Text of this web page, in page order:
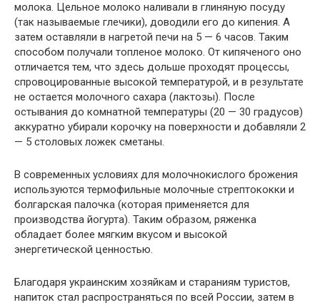
молока. Цельное молоко наливали в глиняную посуду
(так называемые глечики), доводили его до кипения. А
затем оставляли в нагретой печи на 5 — 6 часов. Таким
способом получали топленое молоко. От кипяченого оно
отличается тем, что здесь дольше проходят процессы,
спровоцированные высокой температурой, и в результате
не остается молочного сахара (лактозы). После
остывания до комнатной температуры (20 — 30 градусов)
аккуратно убирали корочку на поверхности и добавляли 2
— 5 столовых ложек сметаны.
В современных условиях для молочнокислого брожения
используются термофильные молочные стрептококки и
болгарская палочка (которая применяется для
производства йогурта). Таким образом, ряженка
обладает более мягким вкусом и высокой
энергетической ценностью.
Благодаря украинским хозяйкам и стараниям туристов,
напиток стал распространяться по всей России, затем в